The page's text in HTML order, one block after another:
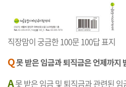
직장맘이 궁금한 100문 100답 표지
Q못 받은 임금과 퇴직금은 언제까지
A못 받은 임금 및 퇴직금과 관련된